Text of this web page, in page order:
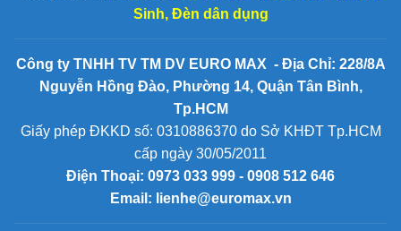
Sinh, Đèn dân dụng
Công ty TNHH TV TM DV EURO MAX - Địa Chỉ: 228/8A
Nguyễn Hồng Đào, Phường 14, Quận Tân Bình,
Tp.HCM
Giấy phép ĐKKD số: 0310886370 do Sở KHĐT Tp.HCM
cấp ngày 30/05/2011
Điện Thoại: 0973 033 999 - 0908 512 646
Email: lienhe@euromax.vn